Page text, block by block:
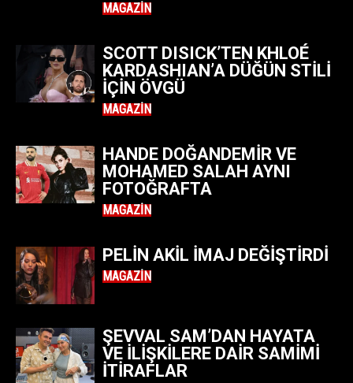
MAGAZIN
SCOTT DISICK’TEN KHLOÉ
KARDASHIAN’A DÜĞÜN STILI
İÇIN ÖVGÜ
MAGAZIN
HANDE DOĞANDEMIR VE
MOHAMED SALAH AYNI
FOTOĞRAFTA
MAGAZIN
PELIN AKIL IMAJ DEĞIŞTIRDI
MAGAZIN
ŞEVVAL SAM’DAN HAYATA
VE İLIŞKILERE DAIR SAMIMI
İTIRAFLAR